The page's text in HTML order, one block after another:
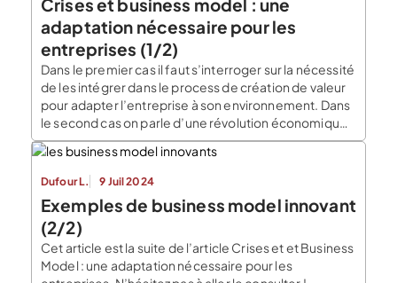
paradigmes traditionnels. […]
Crises et business model : une
adaptation nécessaire pour les
entreprises (1/2)
Dans le premier cas il faut s’interroger sur la nécessité
de les intégrer dans le process de création de valeur
pour adapter l’entreprise à son environnement. Dans
le second cas on parle d’une révolution économique.
La question n’est plus d’intégrer le changement mais
de repenser et modifier le fonctionnement de
l’entreprise en profondeur. Les recherches […]
Dufour L. 9 Juil 2024
Exemples de business model innovant
(2/2)
Cet article est la suite de l’article Crises et et Business
Model : une adaptation nécessaire pour les